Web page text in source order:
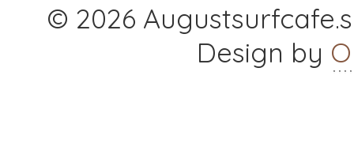
© 2026
Design by